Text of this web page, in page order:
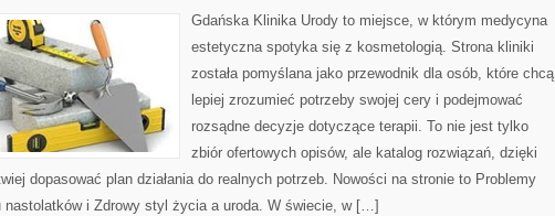
ZABIEGACH
Gdańska Klinika Urody to miejsce, w którym medycyna
estetyczna spotyka się z kosmetologią. Strona kliniki
została pomyślana jako przewodnik dla osób, które chcą
lepiej zrozumieć potrzeby swojej cery i podejmować
rozsądne decyzje dotyczące terapii. To nie jest tylko
zbiór ofertowych opisów, ale katalog rozwiązań, dzięki
dopasować plan działania do realnych potrzeb. Nowości na stronie to Problemy
nastolatków i Zdrowy styl życia a uroda. W świecie, w […]